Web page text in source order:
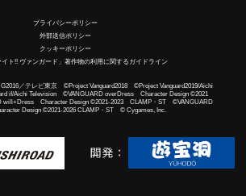
プライバシーポリシー
外部送信ポリシー
クッキーポリシー
イト!! ヴァンガード」著作物の利用に関するガイドライン
／テレビ東京 ©Project Vanguard2018 ©Project Vanguard2019/Aichi
if/Aichi Television ©VANGUARD overDress Character Design ©2021
will+Dress Character Design ©2021-2023 CLAMP・ST ©VANGUARD
Design ©2021-2026 CLAMP・ST © Cygames, Inc.